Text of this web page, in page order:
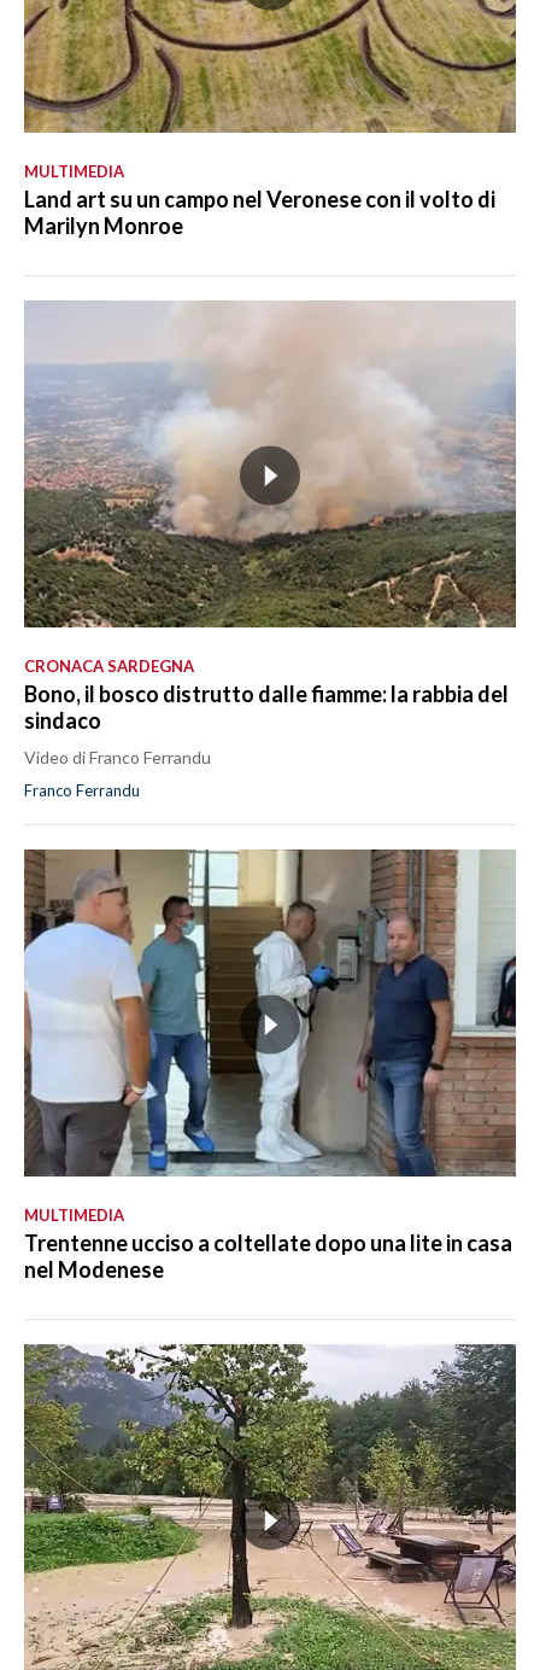
MULTIMEDIA
Land art su un campo nel Veronese con il volto di
Marilyn Monroe
CRONACA SARDEGNA
Bono, il bosco distrutto dalle fiamme: la rabbia del
sindaco
Video di Franco Ferrandu
Franco Ferrandu
MULTIMEDIA
Trentenne ucciso a coltellate dopo una lite in casa
nel Modenese